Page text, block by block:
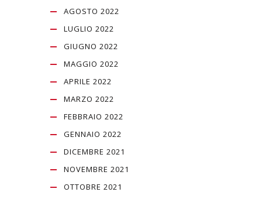
AGOSTO 2022
LUGLIO 2022
GIUGNO 2022
MAGGIO 2022
APRILE 2022
MARZO 2022
FEBBRAIO 2022
GENNAIO 2022
DICEMBRE 2021
NOVEMBRE 2021
OTTOBRE 2021